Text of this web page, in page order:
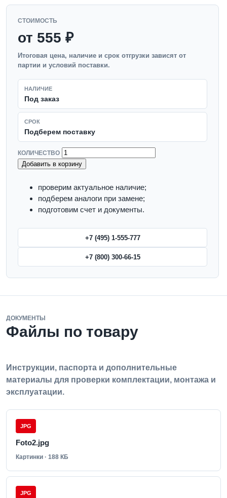
СТОИМОСТЬ
от 555 ₽
Итоговая цена, наличие и срок отгрузки зависят от
партии и условий поставки.
НАЛИЧИЕ
Под заказ
СРОК
Подберем поставку
КОЛИЧЕСТВО
Добавить в корзину
проверим актуальное наличие;
подберем аналоги при замене;
подготовим счет и документы.
+7 (495) 1-555-777
+7 (800) 300-66-15
ДОКУМЕНТЫ
Файлы по товару
Инструкции, паспорта и дополнительные
материалы для проверки комплектации, монтажа и
эксплуатации.
JPG
Foto2.jpg
Картинки · 188 КБ
JPG